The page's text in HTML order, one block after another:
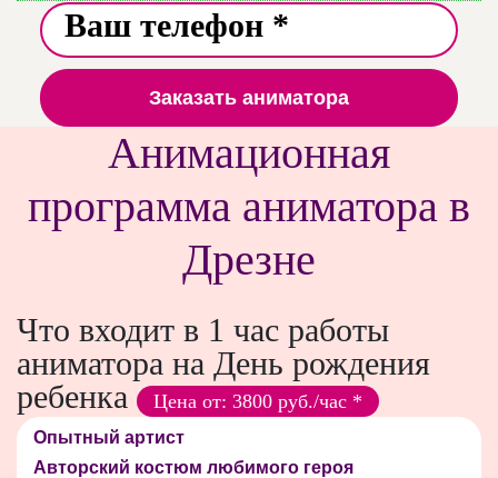
Заказать аниматора
Анимационная
программа аниматора в
Дрезне
Что входит в 1 час работы
аниматора на День рождения
ребенка
Цена от: 3800 руб./час *
Опытный артист
Авторский костюм любимого героя